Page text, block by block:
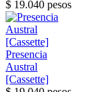
$ 19.040 pesos
Presencia
Austral
[Cassette]